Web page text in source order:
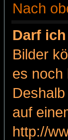
Nach
Darf
Bilder
es noch
auf
http://